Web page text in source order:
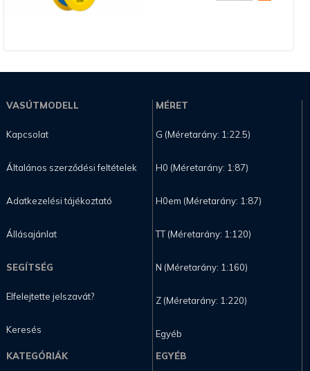
VASÚTMODELL
Kapcsolat
Általános szerződési feltételek
Adatkezelési tájékoztató
Állásajánlat
SEGÍTSÉG
Elfelejtette jelszavát?
Keresés
MÉRET
G (Méretarány: 1:22.5)
H0 (Méretarány: 1:87)
H0em (Méretarány: 1:87)
TT (Méretarány: 1:120)
N (Méretarány: 1:160)
Z (Méretarány: 1:220)
Egyéb
KATEGÓRIÁK
EGYÉB